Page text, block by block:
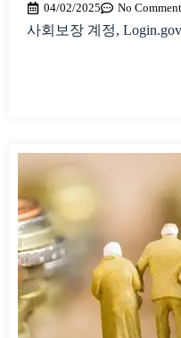
04/02/2025 No
사회보장 계정,